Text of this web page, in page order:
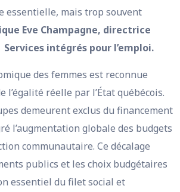
essentielle, mais trop souvent
Eve Champagne, directrice
Services intégrés pour l’emploi.
des femmes est reconnue
l’égalité réelle par l’État québécois.
demeurent exclus du financement
l’augmentation globale des budgets
communautaire. Ce décalage
publics et les choix budgétaires
essentiel du filet social et